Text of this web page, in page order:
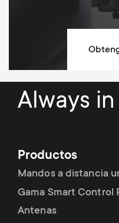
Always
Productos
Mandos a distancia
Gama Smart Control
Antenas